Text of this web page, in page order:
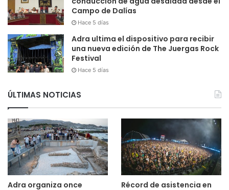
Campo de Dalías
Hace 5 días
Adra ultima el dispositivo para recibir
una nueva edición de The Juergas Rock
Festival
Hace 5 días
ÚLTIMAS NOTICIAS
Adra organiza once
Récord de asistencia en